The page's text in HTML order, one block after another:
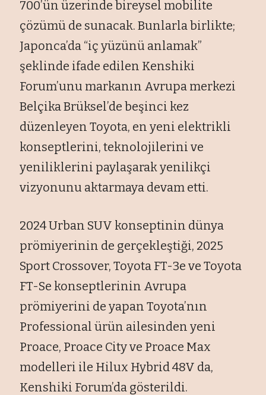
700’ün üzerinde bireysel mobilite
çözümü de sunacak. Bunlarla birlikte;
Japonca’da “iç yüzünü anlamak”
şeklinde ifade edilen Kenshiki
Forum’unu markanın Avrupa merkezi
Belçika Brüksel’de beşinci kez
düzenleyen Toyota, en yeni elektrikli
konseptlerini, teknolojilerini ve
yeniliklerini paylaşarak yenilikçi
vizyonunu aktarmaya devam etti.
2024 Urban SUV konseptinin dünya
prömiyerinin de gerçekleştiği, 2025
Sport Crossover, Toyota FT-3e ve Toyota
FT-Se konseptlerinin Avrupa
prömiyerini de yapan Toyota’nın
Professional ürün ailesinden yeni
Proace, Proace City ve Proace Max
modelleri ile Hilux Hybrid 48V da,
Kenshiki Forum’da gösterildi.